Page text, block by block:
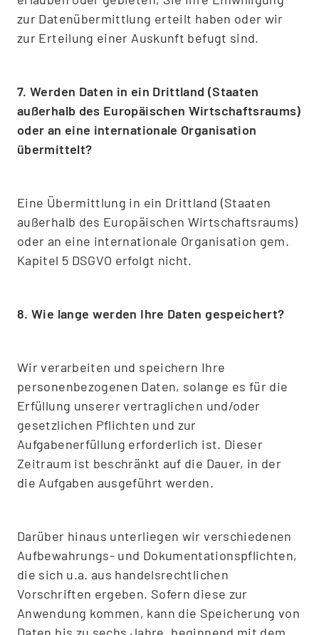
zur Datenübermittlung erteilt haben oder wir
zur Erteilung einer Auskunft befugt sind.
7. Werden Daten in ein Drittland (Staaten
außerhalb des Europäischen Wirtschaftsraums)
oder an eine internationale Organisation
übermittelt?
Eine Übermittlung in ein Drittland (Staaten
außerhalb des Europäischen Wirtschaftsraums)
oder an eine internationale Organisation gem.
Kapitel 5 DSGVO erfolgt nicht.
8. Wie lange werden Ihre Daten gespeichert?
Wir verarbeiten und speichern Ihre
personenbezogenen Daten, solange es für die
Erfüllung unserer vertraglichen und/oder
gesetzlichen Pflichten und zur
Aufgabenerfüllung erforderlich ist. Dieser
Zeitraum ist beschränkt auf die Dauer, in der
die Aufgaben ausgeführt werden.
Darüber hinaus unterliegen wir verschiedenen
Aufbewahrungs- und Dokumentationspflichten,
die sich u.a. aus handelsrechtlichen
Vorschriften ergeben. Sofern diese zur
Anwendung kommen, kann die Speicherung von